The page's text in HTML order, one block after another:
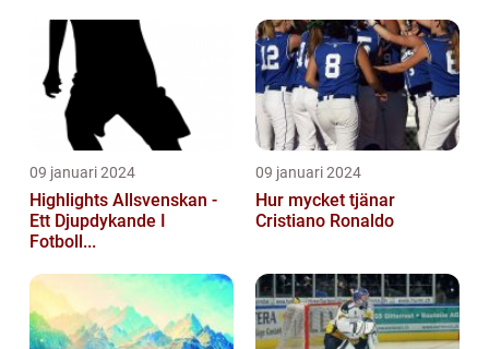
09 januari 2024
Highlights Allsvenskan -
Ett Djupdykande I
Fotboll...
09 januari 2024
Hur mycket tjänar
Cristiano Ronaldo